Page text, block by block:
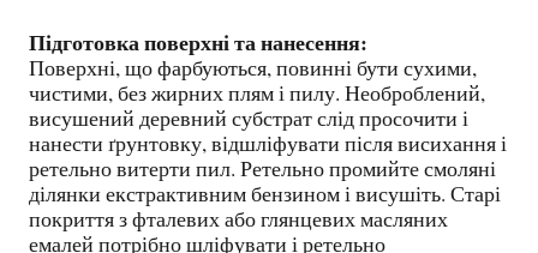
Підготовка поверхні та нанесення:
Поверхні, що фарбуються, повинні бути сухими,
чистими, без жирних плям і пилу. Необроблений,
висушений деревний субстрат слід просочити і
нанести ґрунтовку, відшліфувати після висихання і
ретельно витерти пил. Ретельно промийте смоляні
ділянки екстрактивним бензином і висушіть. Старі
покриття з фталевих або глянцевих масляних
емалей потрібно шліфувати і ретельно